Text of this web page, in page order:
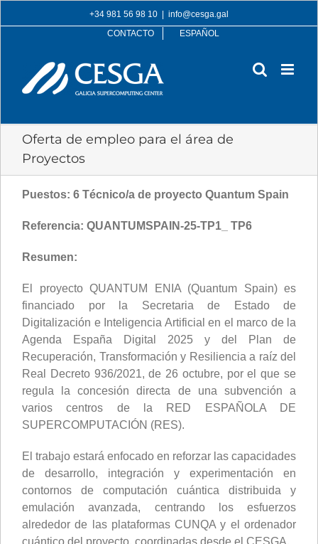
to
+34 981 56 98 10
info@cesga.gal
CONTACTO
ESPAÑOL
Oferta de empleo para el área de
Proyectos
Puestos: 6 Técnico/a de proyecto Quantum Spain
Referencia: QUANTUMSPAIN-25-TP1_ TP6
Resumen:
El proyecto QUANTUM ENIA (Quantum Spain) es
financiado por la Secretaria de Estado de
Digitalización e Inteligencia Artificial en el marco de la
Agenda España Digital 2025 y del Plan de
Recuperación, Transformación y Resiliencia a raíz del
Real Decreto 936/2021, de 26 octubre, por el que se
regula la concesión directa de una subvención a
varios centros de la RED ESPAÑOLA DE
SUPERCOMPUTACIÓN (RES).
El trabajo estará enfocado en reforzar las capacidades
de desarrollo, integración y experimentación en
contornos de computación cuántica distribuida y
emulación avanzada, centrando los esfuerzos
alrededor de las plataformas CUNQA y el ordenador
cuántico del proyecto, coordinadas desde el CESGA.